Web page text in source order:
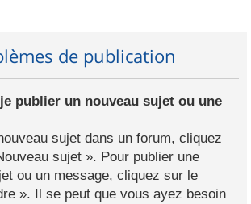
de publication
publier un nouveau sujet ou une
sujet dans un forum, cliquez
sujet ». Pour publier une
ou un message, cliquez sur le
». Il se peut que vous ayez besoin